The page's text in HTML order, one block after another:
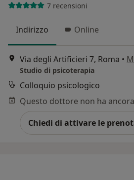
7 recensioni
Indirizzo Online
Via degli Artificieri 7, Roma •
Studio di psicoterapia
Colloquio psicologico
Chiedi di attivare le